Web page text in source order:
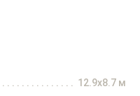
12.9x8.7 м